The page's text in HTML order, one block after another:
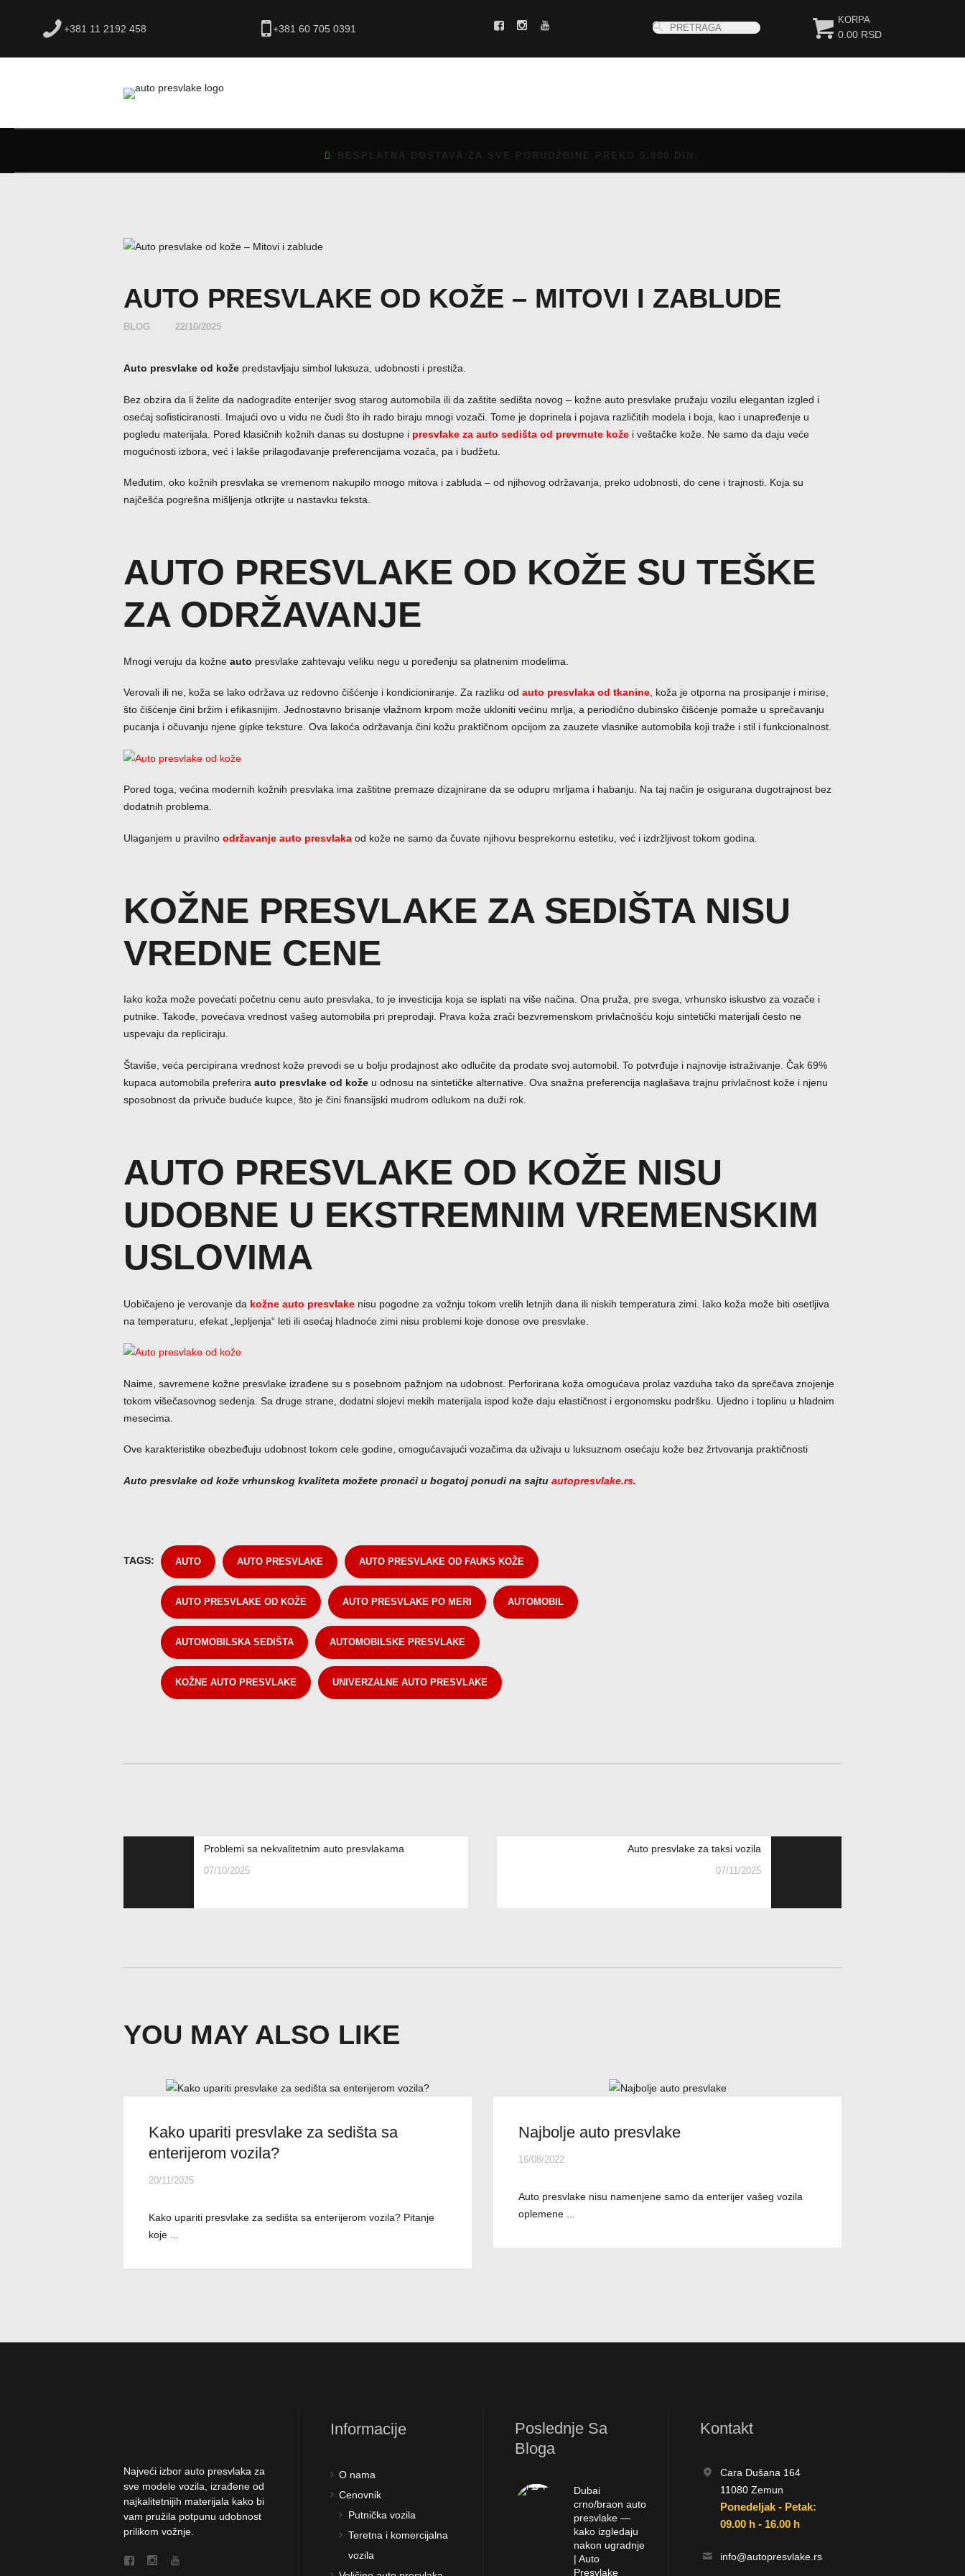
+381 11 2192 458 +381 60 705 0391
KORPA
0.00 RSD
BESPLATNA DOSTAVA ZA SVE PORUDŽBINE PREKO 5.000 DIN.
BLOG
AUTO PRESVLAKE OD KOŽE – MITOVI I ZABLUDE
BLOG 22/10/2025
Auto presvlake od kože predstavljaju simbol luksuza, udobnosti i prestiža.
Bez obzira da li želite da nadogradite enterijer svog starog automobila ili da zaštite sedišta novog – kožne auto presvlake pružaju vozilu elegantan izgled i
osećaj sofisticiranosti. Imajući ovo u vidu ne čudi što ih rado biraju mnogi vozači. Tome je doprinela i pojava različitih modela i boja, kao i unapređenje u
pogledu materijala. Pored klasičnih kožnih danas su dostupne i presvlake za auto sedišta od prevrnute kože i veštačke kože. Ne samo da daju veće
mogućnosti izbora, već i lakše prilagođavanje preferencijama vozača, pa i budžetu.
Međutim, oko kožnih presvlaka se vremenom nakupilo mnogo mitova i zabluda – od njihovog održavanja, preko udobnosti, do cene i trajnosti. Koja su
najčešća pogrešna mišljenja otkrijte u nastavku teksta.
AUTO PRESVLAKE OD KOŽE SU TEŠKE
ZA ODRŽAVANJE
Mnogi veruju da kožne auto presvlake zahtevaju veliku negu u poređenju sa platnenim modelima.
Verovali ili ne, koža se lako održava uz redovno čišćenje i kondicioniranje. Za razliku od auto presvlaka od tkanine, koža je otporna na prosipanje i mirise,
što čišćenje čini bržim i efikasnijim. Jednostavno brisanje vlažnom krpom može ukloniti većinu mrlja, a periodično dubinsko čišćenje pomaže u sprečavanju
pucanja i očuvanju njene gipke teksture. Ova lakoća održavanja čini kožu praktičnom opcijom za zauzete vlasnike automobila koji traže i stil i funkcionalnost.
Pored toga, većina modernih kožnih presvlaka ima zaštitne premaze dizajnirane da se odupru mrljama i habanju. Na taj način je osigurana dugotrajnost bez
dodatnih problema.
Ulaganjem u pravilno održavanje auto presvlaka od kože ne samo da čuvate njihovu besprekornu estetiku, već i izdržljivost tokom godina.
KOŽNE PRESVLAKE ZA SEDIŠTANISU
VREDNE CENE
Iako koža može povećati početnu cenu auto presvlaka, to je investicija koja se isplati na više načina. Ona pruža, pre svega, vrhunsko iskustvo za vozače i
putnike. Takođe, povećava vrednost vašeg automobila pri preprodaji. Prava koža zrači bezvremenskom privlačnošću koju sintetički materijali često ne
uspevaju da repliciraju.
Štaviše, veća percipirana vrednost kože prevodi se u bolju prodajnost ako odlučite da prodate svoj automobil. To potvrđuje i najnovije istraživanje. Čak 69%
kupaca automobila preferira auto presvlake od kože u odnosu na sintetičke alternative. Ova snažna preferencija naglašava trajnu privlačnost kože i njenu
sposobnost da privuče buduće kupce, što je čini finansijski mudrom odlukom na duži rok.
AUTO PRESVLAKE OD KOŽE NISU
UDOBNE U EKSTREMNIM VREMENSKIM
USLOVIMA
Uobičajeno je verovanje da kožne auto presvlake nisu pogodne za vožnju tokom vrelih letnjih dana ili niskih temperatura zimi. Iako koža može biti osetljiva
na temperaturu, efekat „lepljenja“ leti ili osećaj hladnoće zimi nisu problemi koje donose ove presvlake.
Naime, savremene kožne presvlake izrađene su s posebnom pažnjom na udobnost. Perforirana koža omogućava prolaz vazduha tako da sprečava znojenje
tokom višečasovnog sedenja. Sa druge strane, dodatni slojevi mekih materijala ispod kože daju elastičnost i ergonomsku podršku. Ujedno i toplinu u hladnim
mesecima.
Ove karakteristike obezbeđuju udobnost tokom cele godine, omogućavajući vozačima da uživaju u luksuznom osećaju kože bez žrtvovanja praktičnosti
Auto presvlake od kože vrhunskog kvaliteta možete pronaći u bogatoj ponudi na sajtu autopresvlake.rs.
TAGS: AUTO AUTO PRESVLAKE AUTO PRESVLAKE OD FAUKS KOŽE
AUTO PRESVLAKE OD KOŽE AUTO PRESVLAKE PO MERI AUTOMOBIL
AUTOMOBILSKA SEDIŠTA AUTOMOBILSKE PRESVLAKE
KOŽNE AUTO PRESVLAKE UNIVERZALNE AUTO PRESVLAKE
Problemi sa nekvalitetnim auto presvlakama
07/10/2025
Auto presvlake za taksi vozila
07/11/2025
YOU MAY ALSO LIKE
Kako upariti presvlake za sedišta sa
enterijerom vozila?
20/11/2025
Kako upariti presvlake za sedišta sa enterijerom vozila? Pitanje
koje ...
Najbolje auto presvlake
16/08/2022
Auto presvlake nisu namenjene samo da enterijer vašeg vozila
oplemene ...
Najveći izbor auto presvlaka za
sve modele vozila, izrađene od
najkalitetnijih materijala kako bi
vam pružila potpunu udobnost
prilikom vožnje.
Informacije
O nama
Cenovnik
Putnička vozila
Teretna i komercijalna
vozila
Poslednje Sa
Bloga
Dubai
crno/braon auto
presvlake —
kako izgledaju
nakon ugradnje
| Auto
Presvlake
Kontakt
Cara Dušana 164
11080 Zemun
Ponedeljak - Petak:
09.00 h - 16.00 h
info@autopresvlake.rs